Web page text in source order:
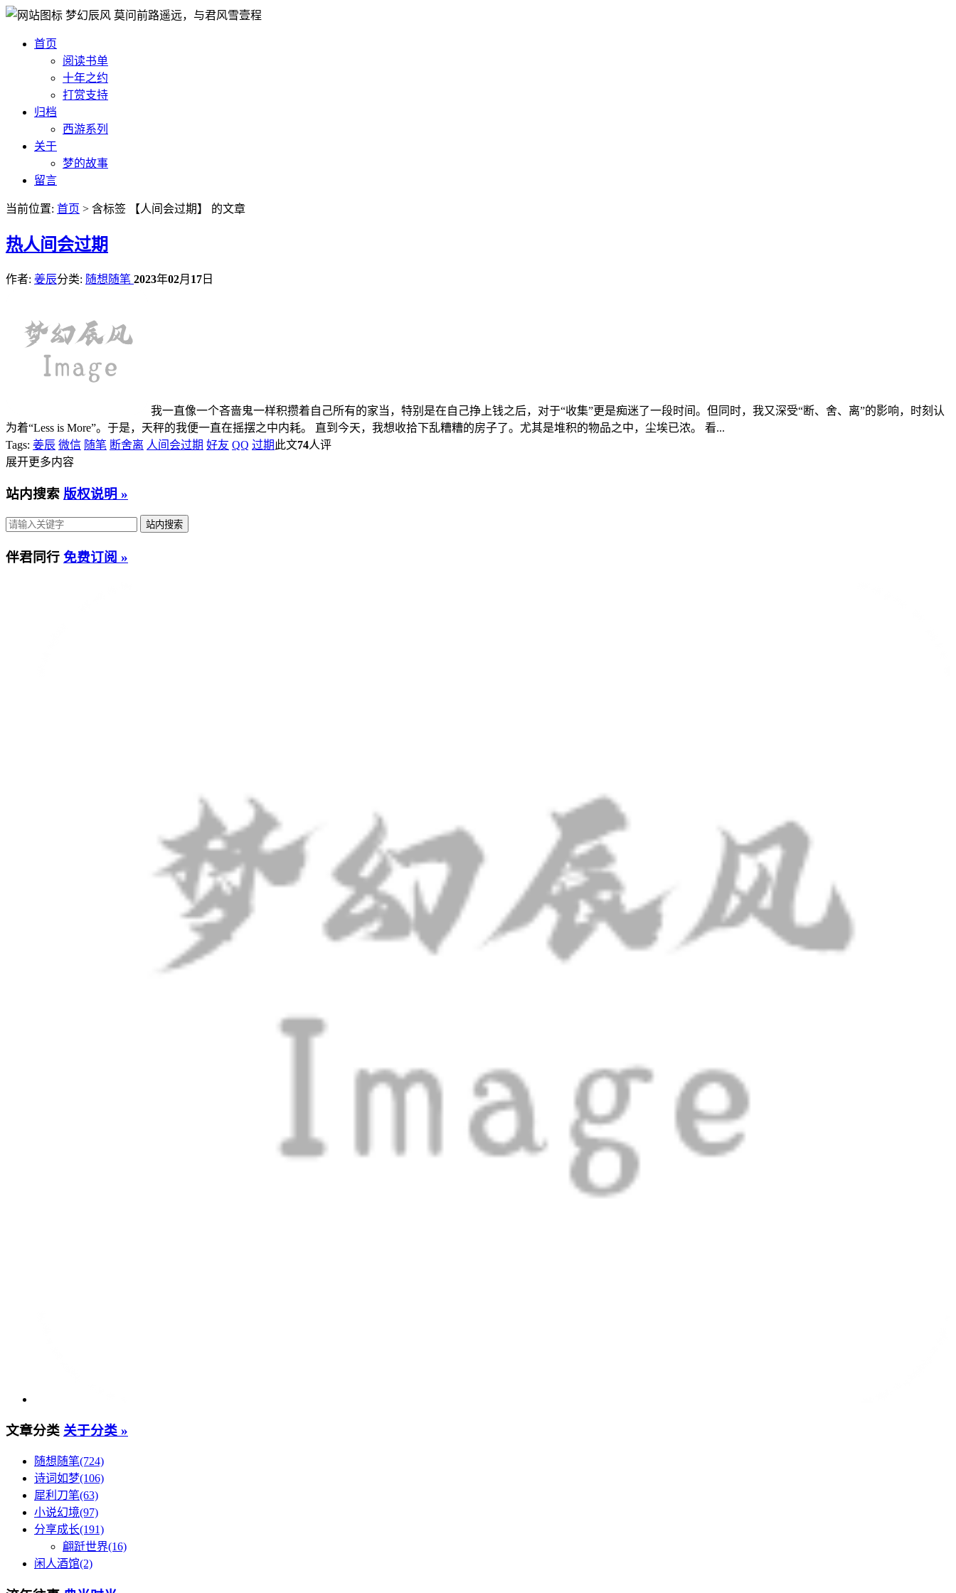
梦幻辰风 莫问前路遥远，与君风雪壹程
首页
阅读书单
十年之约
打赏支持
归档
西游系列
关于
梦的故事
留言
当前位置: 首页 > 含标签 【人间会过期】 的文章
热人间会过期
作者: 姜辰分类: 随想随笔 2023年02月 17 日
我一直像一个吝啬鬼一样积攒着自己所有的家当，特别是在自己挣上钱之后，对于“收集”更是痴迷了一段时间。但同时，我又深受“断、舍、离”的影响，时刻认
为着“Less is More”。于是，天秤的我便一直在摇摆之中内耗。 直到今天，我想收拾下乱糟糟的房子了。尤其是堆积的物品之中，尘埃已浓。 看...
Tags: 姜辰 微信 随笔 断舍离 人间会过期 好友 QQ 过期 此文74人评
展开更多内容
站内搜索 版权说明 »
伴君同行 免费订阅 »
文章分类 关于分类 »
随想随笔(724)
诗词如梦(106)
犀利刀笔(63)
小说幻境(97)
分享成长(191)
翩跹世界(16)
闲人酒馆(2)